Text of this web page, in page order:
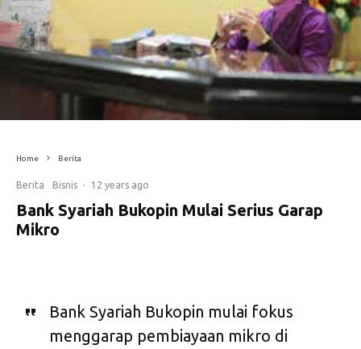
Home Berita
Berita Bisnis · 12 years ago
Bank Syariah Bukopin Mulai Serius Garap
Mikro
Bank Syariah Bukopin mulai fokus
menggarap pembiayaan mikro di